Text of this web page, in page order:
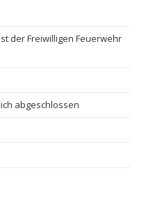
der Freiwilligen Feuerwehr
abgeschlossen